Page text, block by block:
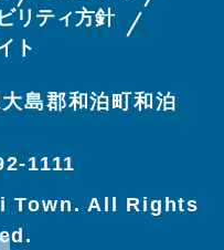
リティ方針
ト
島郡和泊町和泊
1111
Town. All Rights